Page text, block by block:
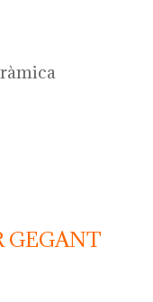
GEGANT